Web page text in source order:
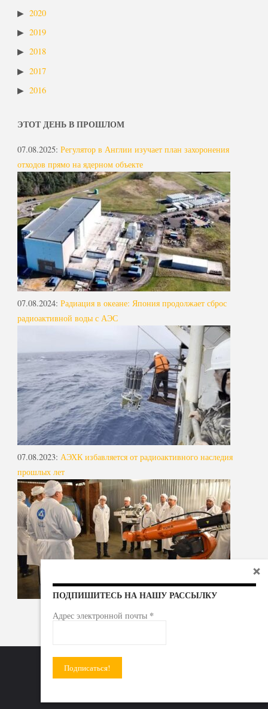
2020
2019
2018
2017
2016
ЭТОТ ДЕНЬ В ПРОШЛОМ
07.08.2025: Регулятор в Англии изучает план захоронения
отходов прямо на ядерном объекте
07.08.2024: Радиация в океане: Япония продолжает сброс
радиоактивной воды с АЭС
07.08.2023: АЭХК избавляется от радиоактивного наследия
прошлых лет
ПОДПИШИТЕСЬ НА НАШУ РАССЫЛКУ
Адрес электронной почты *